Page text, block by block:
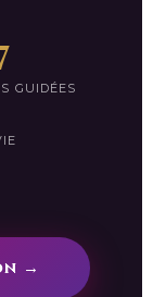
GUIDÉES
→